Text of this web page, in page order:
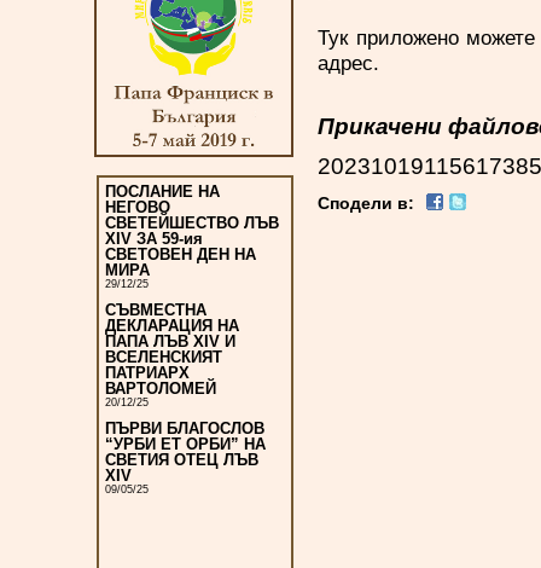
ПОСЛАНИЕ НА
НЕГОВО
СВЕТЕЙШЕСТВО ЛЪВ
XIV ЗА 59-ия
СВЕТОВЕН ДЕН НА
МИРА
29/12/25
СЪВМЕСТНА
ДЕКЛАРАЦИЯ НА
ПАПА ЛЪВ XIV И
ВСЕЛЕНСКИЯТ
ПАТРИАРХ
ВАРТОЛОМЕЙ
20/12/25
ПЪРВИ БЛАГОСЛОВ
“УРБИ ЕТ ОРБИ” НА
СВЕТИЯ ОТЕЦ ЛЪВ
XIV
09/05/25
Тук приложеноможете
адрес.
Прикачени
Сподели в: